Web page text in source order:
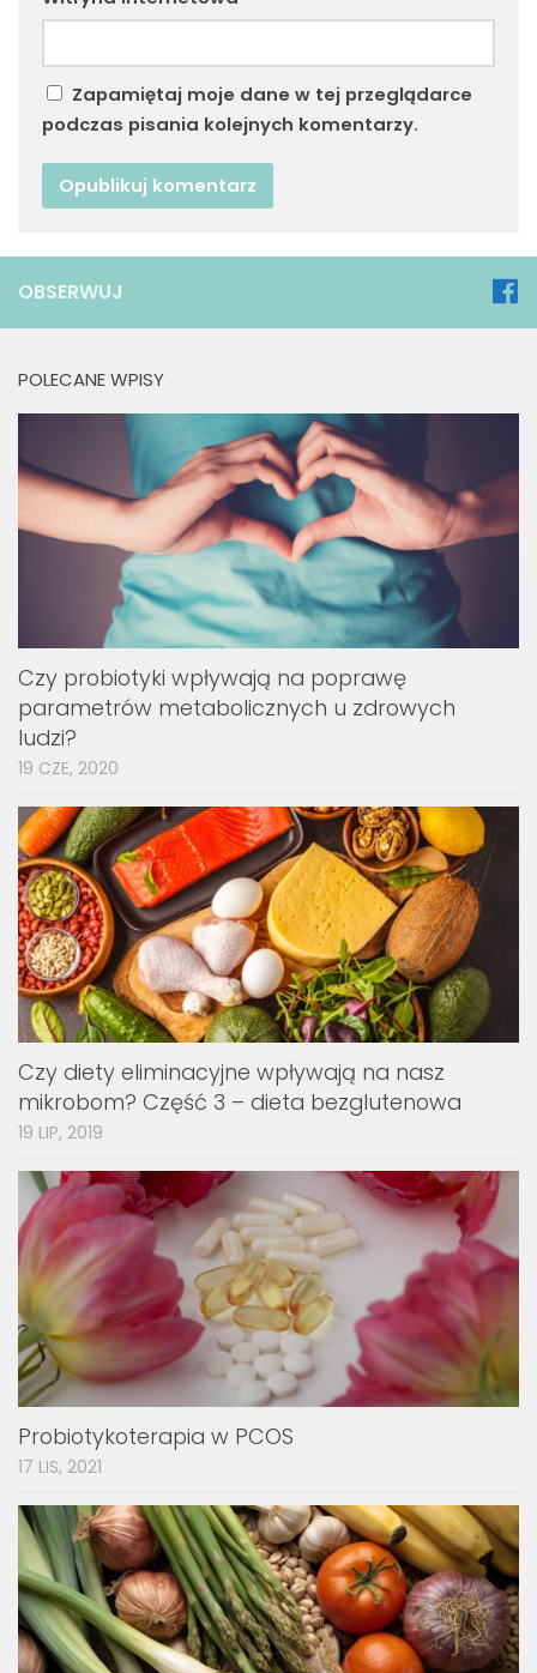
Zapamiętaj moje dane w tej przeglądarce
podczas pisania kolejnych komentarzy.
OBSERWUJ
POLECANE WPISY
Czy probiotyki wpływają na poprawę
parametrów metabolicznych u zdrowych
ludzi?
19 CZE, 2020
Czy diety eliminacyjne wpływają na nasz
mikrobom? Część 3 – dieta bezglutenowa
19 LIP, 2019
Probiotykoterapia w PCOS
17 LIS, 2021